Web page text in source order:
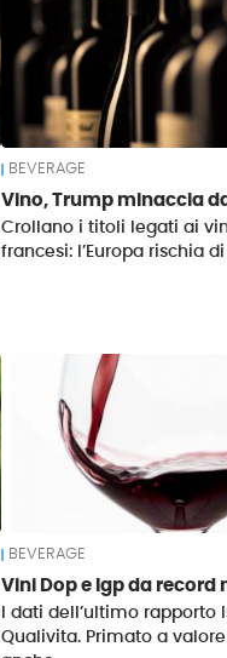
BEVERAGE
Vino, Trump minaccia
Crollano i titoli legati ai
francesi: l’Europa rischia
BEVERAGE
Vini Dop e Igp da record
I dati dell’ultimo rapporto
Qualivita. Primato a